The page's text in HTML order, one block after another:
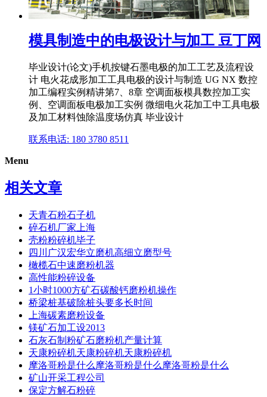
模具制造中的电极设计与加工 豆丁网
毕业设计(论文)手机按键石墨电极的加工工艺及流程设
计 电火花成形加工工具电极的设计与制造 UG NX 数控
加工编程实例精讲第7、8章 空调面板模具数控加工实
例、空调面板电极加工实例 微细电火花加工中工具电极
及加工材料蚀除温度场仿真 毕业设计
联系电话: 180 3780 8511
Menu
相关文章
天青石粉石子机
碎石机厂家上海
壳粉粉碎机毕子
四川广汉宏华立磨机高细立磨型号
橄榄石中速磨粉机器
高性能粉碎设备
1小时1000方矿石碳酸钙磨粉机操作
桥梁桩基破除桩头要多长时间
上海碳素磨粉设备
镁矿石加工设2013
石灰石制粉矿石磨粉机产量计算
天康粉碎机天康粉碎机天康粉碎机
摩洛哥粉是什么摩洛哥粉是什么摩洛哥粉是什么
矿山开采工程公司
保定方解石粉碎